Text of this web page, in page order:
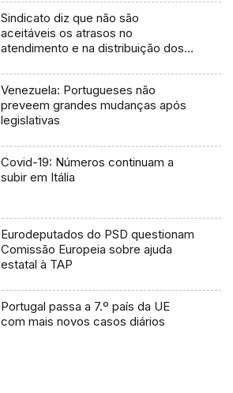
Sindicato diz que não são
aceitáveis os atrasos no
atendimento e na distribuição dos
Venezuela: Portugueses não
preveem grandes mudanças após
legislativas
Covid-19: Números continuam a
subir em Itália
Eurodeputados do PSD questionam
Comissão Europeia sobre ajuda
estatal à TAP
Portugal passa a 7.º país da UE
com mais novos casos diários